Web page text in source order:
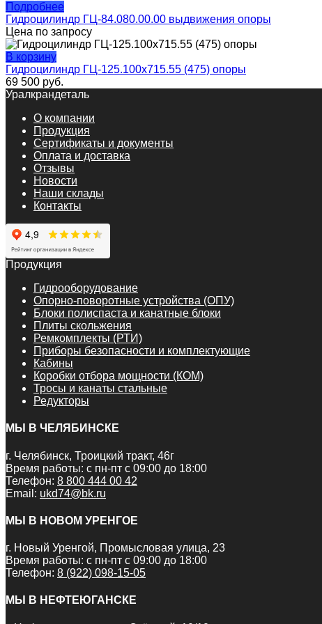
Подробнее
Гидроцилиндр ГЦ-84.080.00.00 выдвижения опоры
Цена по запросу
В корзину
Гидроцилиндр ГЦ-125.100х715.55 (475) опоры
69 500 руб.
Уралкрандеталь
О компании
Продукция
Сертификаты и документы
Оплата и доставка
Отзывы
Новости
Наши склады
Контакты
Продукция
Гидрооборудование
Опорно-поворотные устройства (ОПУ)
Блоки полиспаста и канатные блоки
Плиты скольжения
Ремкомплекты (РТИ)
Приборы безопасности и комплектующие
Кабины
Коробки отбора мощности (КОМ)
Тросы и канаты стальные
Редукторы
МЫ В ЧЕЛЯБИНСКЕ
г. Челябинск, Троицкий тракт, 46г
Время работы: с пн-пт с 09:00 до 18:00
Телефон: 8 800 444 00 42
Email: ukd74@bk.ru
МЫ В НОВОМ УРЕНГОЕ
г. Новый Уренгой, Промысловая улица, 23
Время работы: с пн-пт с 09:00 до 18:00
Телефон: 8 (922) 098-15-05
МЫ В НЕФТЕЮГАНСКЕ